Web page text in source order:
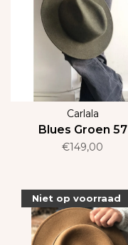
Carlala
Blues Groen 57
€149,00
Niet op voorraad